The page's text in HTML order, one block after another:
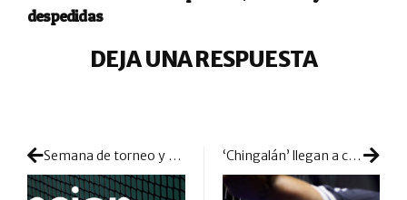
despedidas
DEJA UNA RESPUESTA
Semana de torneo y primeros anuncios de cambios de parejas ‘Chingalán’ llegan a cuartos al filo de la navaja y salvados por la campana